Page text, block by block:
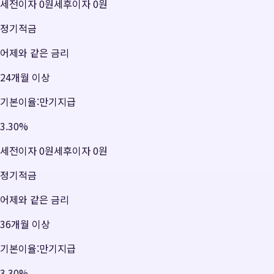
세전이자0원세후이자0원
정기적금
어제와 같은 금리
24개월 이상
기본이율:만기지급
3.30%
세전이자0원세후이자0원
정기적금
어제와 같은 금리
36개월 이상
기본이율:만기지급